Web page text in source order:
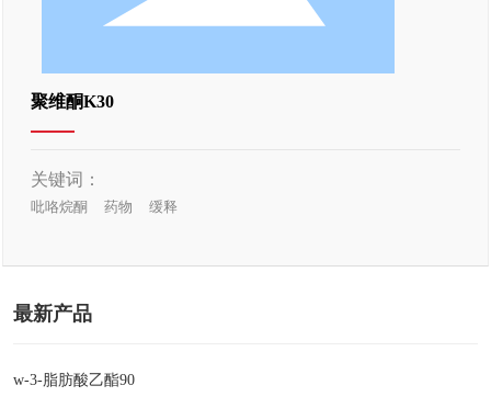
聚维酮K30
关键词：
吡咯烷酮 药物 缓释
最新产品
w-3-脂肪酸乙酯90